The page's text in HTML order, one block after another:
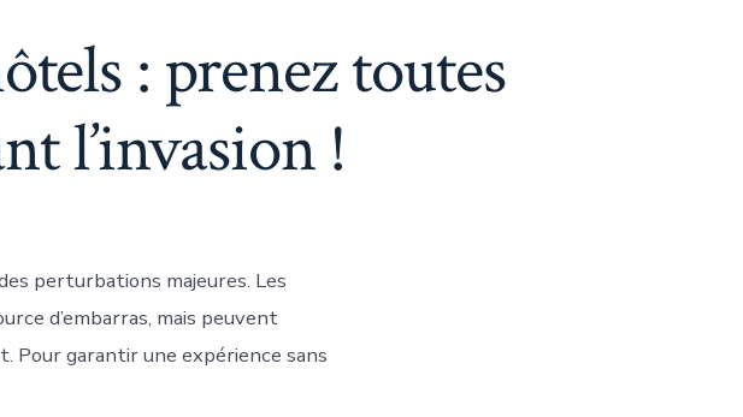
: prenez toutes
l’invasion !
perturbations majeures. Les
d’embarras, mais peuvent
Pour garantir une expérience sans